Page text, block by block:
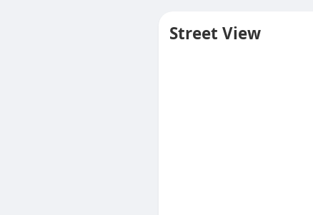
Street View